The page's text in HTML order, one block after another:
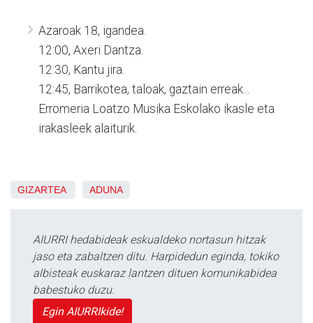
Azaroak 18, igandea.
12:00, Axeri Dantza.
12:30, Kantu jira.
12:45, Barrikotea, taloak, gaztain erreak...
Erromeria Loatzo Musika Eskolako ikasle eta
irakasleek alaiturik.
GIZARTEA ADUNA
AIURRI hedabideak eskualdeko nortasun hitzak
jaso eta zabaltzen ditu. Harpidedun eginda, tokiko
albisteak euskaraz lantzen dituen komunikabidea
babestuko duzu.
Egin AIURRIkide!